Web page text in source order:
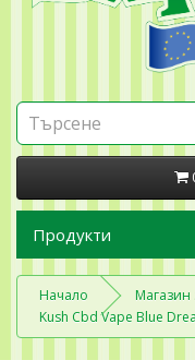
Продукти
Начало
Магазин
Kush Cbd Vape Blue